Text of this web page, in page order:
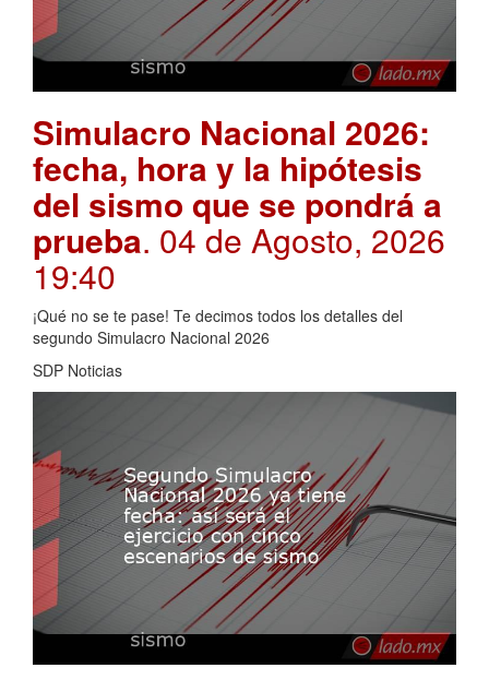
Simulacro Nacional 2026:
fecha, hora y la hipótesis
del sismo que se pondrá a
prueba. 04 de Agosto, 2026
19:40
¡Qué no se te pase! Te decimos todos los detalles del
segundo Simulacro Nacional 2026
SDP Noticias